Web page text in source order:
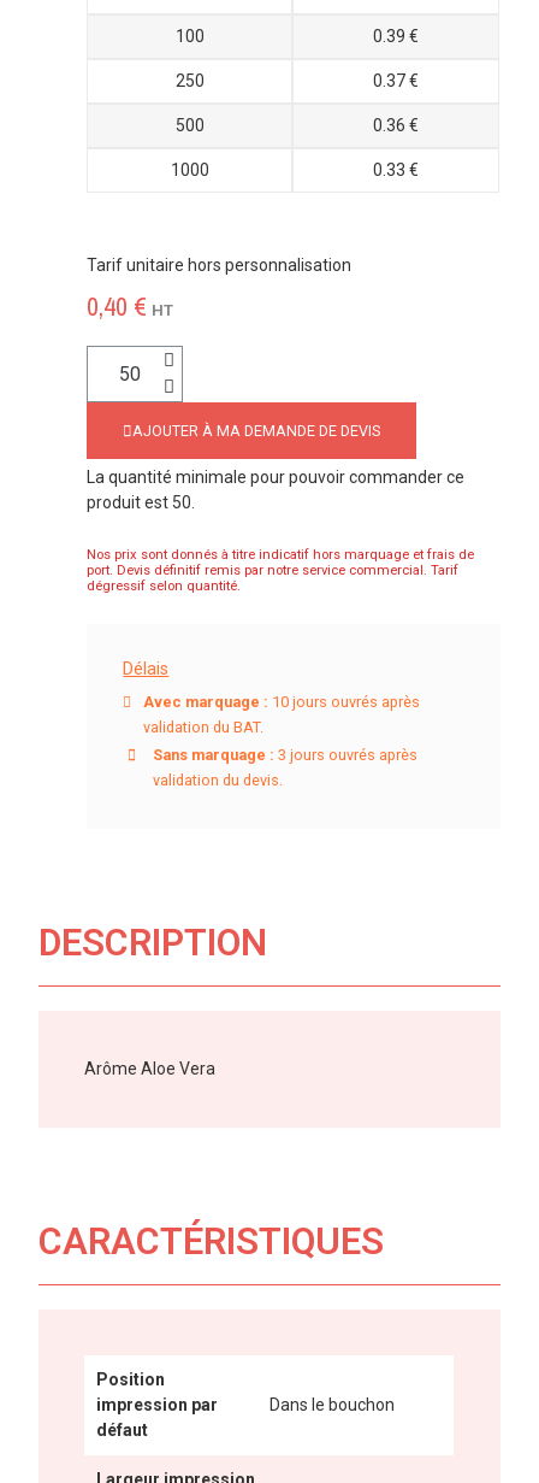
100 0.39 €
250 0.37 €
500 0.36 €
1000 0.33 €
Tarif unitaire hors personnalisation
0,40 € HT
AJOUTER À MA DEMANDE DE DEVIS
La quantité minimale pour pouvoir commander ce
produit est 50.
Nos prix sont donnés à titre indicatif hors marquage et frais de
port. Devis définitif remis par notre service commercial. Tarif
dégressif selon quantité.
Délais
Avec marquage : 10 jours ouvrés après
validation du BAT.
Sans marquage : 3 jours ouvrés après
validation du devis.
DESCRIPTION
Arôme Aloe Vera
CARACTÉRISTIQUES
Position
impression par
défaut
Dans le bouchon